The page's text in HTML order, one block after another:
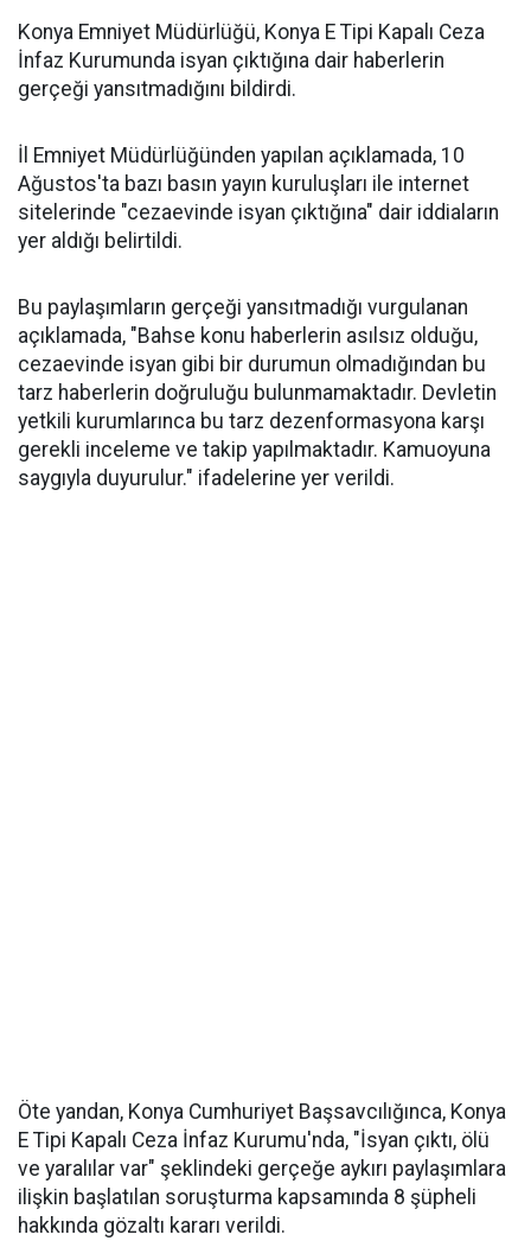
Konya Emniyet Müdürlüğü, Konya E Tipi Kapalı Ceza
İnfaz Kurumunda isyan çıktığına dair haberlerin
gerçeği yansıtmadığını bildirdi.
İl Emniyet Müdürlüğünden yapılan açıklamada, 10
Ağustos'ta bazı basın yayın kuruluşları ile internet
sitelerinde "cezaevinde isyan çıktığına" dair iddiaların
yer aldığı belirtildi.
Bu paylaşımların gerçeği yansıtmadığı vurgulanan
açıklamada, "Bahse konu haberlerin asılsız olduğu,
cezaevinde isyan gibi bir durumun olmadığından bu
tarz haberlerin doğruluğu bulunmamaktadır. Devletin
yetkili kurumlarınca bu tarz dezenformasyona karşı
gerekli inceleme ve takip yapılmaktadır. Kamuoyuna
saygıyla duyurulur." ifadelerine yer verildi.
Öte yandan, Konya Cumhuriyet Başsavcılığınca, Konya
E Tipi Kapalı Ceza İnfaz Kurumu'nda, "İsyan çıktı, ölü
ve yaralılar var" şeklindeki gerçeğe aykırı paylaşımlara
ilişkin başlatılan soruşturma kapsamında 8 şüpheli
hakkında gözaltı kararı verildi.